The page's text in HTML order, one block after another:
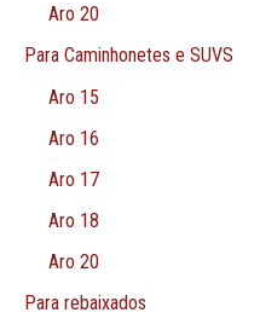
Aro 20
Para Caminhonetes e SUVS
Aro 15
Aro 16
Aro 17
Aro 18
Aro 20
Para rebaixados